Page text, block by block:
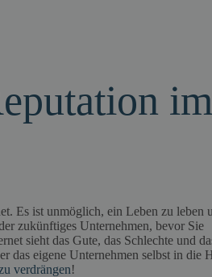
Es ist unmöglich, ein Leben zu leben
zukünftiges Unternehmen, bevor Sie
sieht das Gute, das Schlechte und
das eigene Unternehmen selbst in die
verdrängen!